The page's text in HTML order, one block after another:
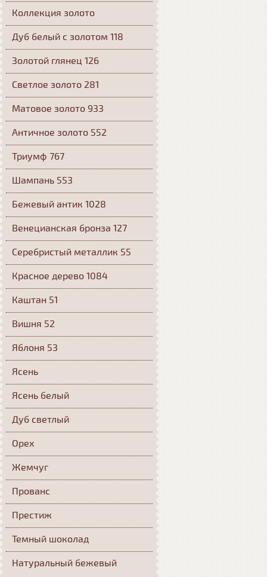
Коллекция золото
Дуб белый с золотом 118
Золотой глянец 126
Светлое золото 281
Матовое золото 933
Античное золото 552
Триумф 767
Шампань 553
Бежевый антик 1028
Венецианская бронза 127
Серебристый металлик 55
Красное дерево 1084
Каштан 51
Вишня 52
Яблоня 53
Ясень
Ясень белый
Дуб светлый
Орех
Жемчуг
Прованс
Престиж
Темный шоколад
Натуральный бежевый